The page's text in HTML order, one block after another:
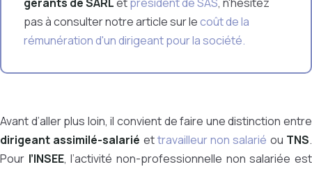
pas à consulter notre article sur lecoût de la
rémunération d'un dirigeant pour la société.
Avant d’aller plus loin, il convient de faire une distinction entre
dirigeant assimilé-salarié ettravailleur non salarié ou TNS.
Pour l’INSEE, l’activité non-professionnelle non salariée est